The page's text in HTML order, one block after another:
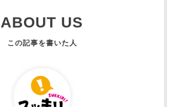
ABOUT US